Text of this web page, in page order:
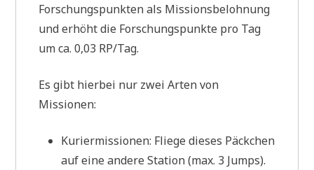
Forschungspunkten als Missionsbelohnung
und erhöht die Forschungspunkte pro Tag
um ca. 0,03 RP/Tag.
Es gibt hierbei nur zwei Arten von
Missionen:
Kuriermissionen: Fliege dieses Päckchen
auf eine andere Station (max. 3 Jumps).